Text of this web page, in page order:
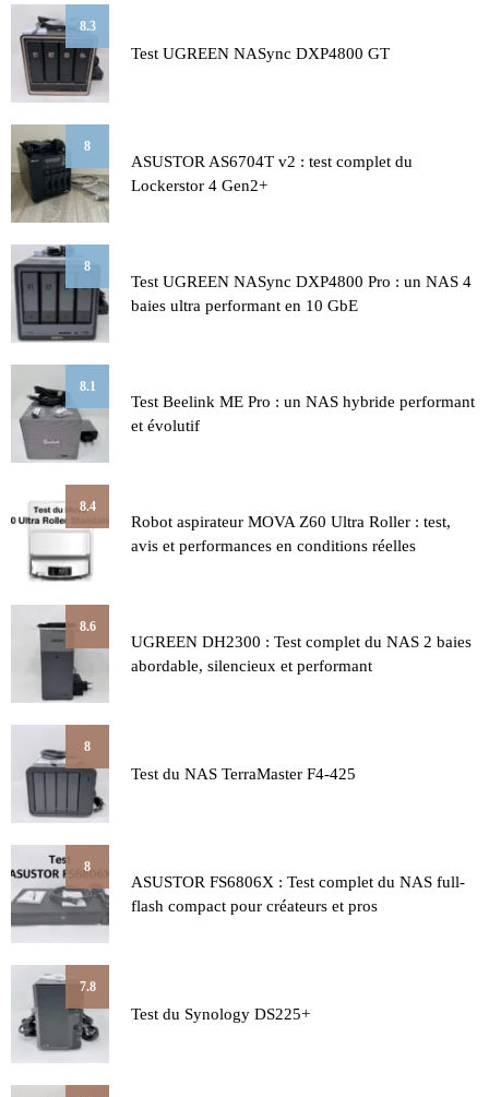
8.3
Test UGREEN NASync DXP4800 GT
8
ASUSTOR AS6704T v2 : test complet du
Lockerstor 4 Gen2+
8
Test UGREEN NASync DXP4800 Pro : un NAS 4
baies ultra performant en 10 GbE
8.1
Test Beelink ME Pro : un NAS hybride performant
et évolutif
8.4
Robot aspirateur MOVA Z60 Ultra Roller : test,
avis et performances en conditions réelles
8.6
UGREEN DH2300 : Test complet du NAS 2 baies
abordable, silencieux et performant
8
Test du NAS TerraMaster F4-425
8
ASUSTOR FS6806X : Test complet du NAS full-
flash compact pour créateurs et pros
7.8
Test du Synology DS225+